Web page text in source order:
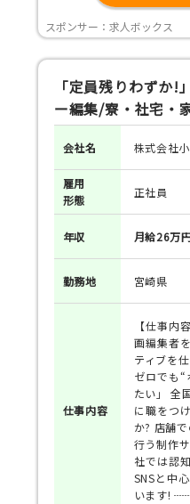
スポンサー：求人ボックス
「定員残りわずか
ー編集/寮・社宅・
会社名 株式会社
雇用
形態
正社員
年収 月給26万
勤務地 宮崎県
仕事内容
【仕事内
画編集者
ティブを
ゼロでも“
たい」 全
に職をつ
か? 店舗
行う制作
社では認
SNSと中
います!